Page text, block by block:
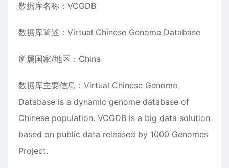
数据库名称：VCGDB
数据库简述：Virtual Chinese Genome Database
所属国家/地区：China
数据库主要信息：Virtual Chinese Genome
Database is a dynamic genome database of
Chinese population. VCGDB is a big data solution
based on public data released by 1000 Genomes
Project.